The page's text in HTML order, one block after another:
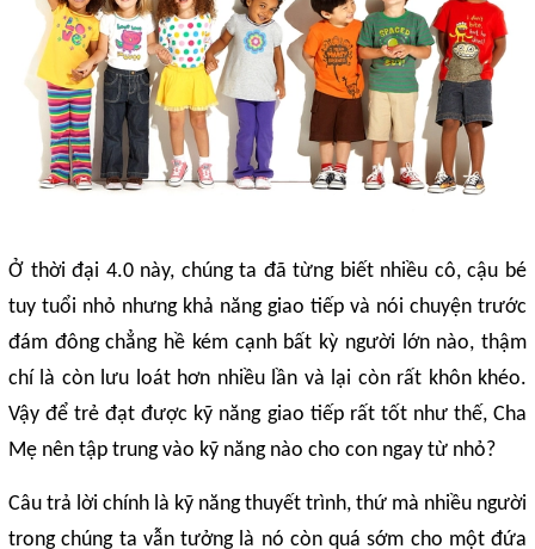
Ở thời đại 4.0 này, chúng ta đã từng biết nhiều cô, cậu bé
tuy tuổi nhỏ nhưng khả năng giao tiếp và nói chuyện trước
đám đông chẳng hề kém cạnh bất kỳ người lớn nào, thậm
chí là còn lưu loát hơn nhiều lần và lại còn rất khôn khéo.
Vậy để trẻ đạt được kỹ năng giao tiếp rất tốt như thế, Cha
Mẹ nên tập trung vào kỹ năng nào cho con ngay từ nhỏ?
Câu trả lời chính là kỹ năng thuyết trình, thứ mà nhiều người
trong chúng ta vẫn tưởng là nó còn quá sớm cho một đứa